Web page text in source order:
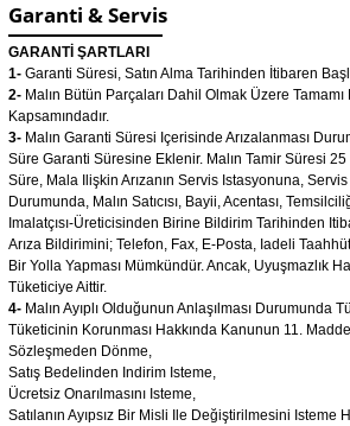
Garanti & Servis
GARANTİ ŞARTLARI
1- Garanti Süresi, Satın Alma Tarihinden İtibaren
2- Malın Bütün Parçaları Dahil Olmak Üzere Tamamı
Kapsamındadır.
3- Malın Garanti Süresi Içerisinde Arızalanması
Süre Garanti Süresine Eklenir. Malın Tamir Süresi
Süre, Mala Ilişkin Arızanın Servis Istasyonuna,
Durumunda, Malın Satıcısı, Bayii, Acentası,
Imalatçısı-Üreticisinden Birine Bildirim Tarihinden
Arıza Bildirimini; Telefon, Fax, E-Posta, Iadeli
Bir Yolla Yapması Mümkündür. Ancak, Uyuşmazlık
Tüketiciye Aittir.
4- Malın Ayıplı Olduğunun Anlaşılması Durumunda
Tüketicinin Korunması Hakkında Kanunun 11.
Sözleşmeden Dönme,
Satış Bedelinden Indirim Isteme,
Ücretsiz Onarılmasını Isteme,
Satılanın Ayıpsız Bir Misli Ile Değiştirilmesini Isteme